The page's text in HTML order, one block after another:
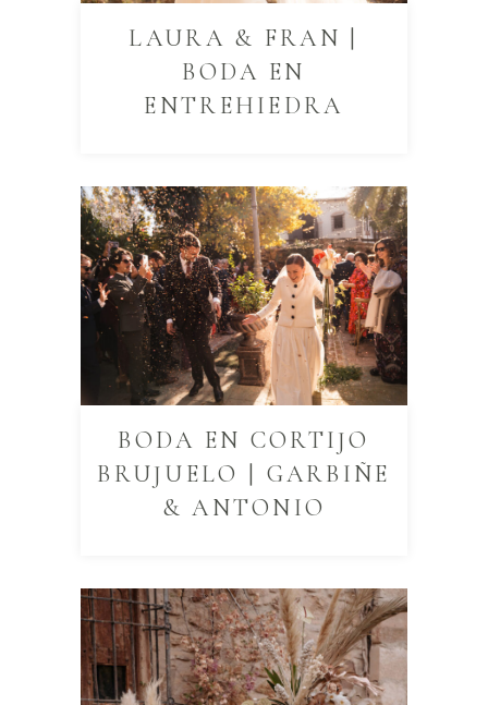
LAURA & FRAN |
BODA EN
ENTREHIEDRA
BODA EN CORTIJO
BRUJUELO | GARBIÑE
& ANTONIO